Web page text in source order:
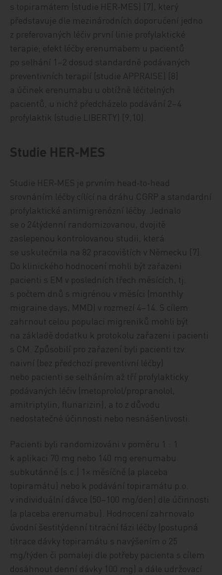
s topiramátem (studie HER‑MES) [7], který
představuje dle mezinárodních doporučení jedno
z preferovaných léčiv první linie profylaktické
terapie; efekt léčby erenumabem u pacientů
po selhání 1–2 dosud standardně podávaných
preventivních terapií (studie APPRAISE) [8]
a účinek erenumabu u obtížně léčitelných
pacientů, u nichž předcházelo podávání 2–4
profylaktik (studie LIBERTY) [9,10].
Studie HER‑MES
Studie HER‑MES je prvním head‑to‑head
srovnáním léčby cílící na dráhu CGRP a standardní
profylaktické antimigrenózní léčby. Jednalo
se o 24týdenní randomizovanou, dvojitě
zaslepenou kontrolovanou studii, která
se uskutečnila na 82 pracovištích v Německu [7].
Do klinického hodnocení mohli být zařazeni
pacienti s EM v posledních třech měsících, tj.
s počtem dnů s migrénou v měsíci (monthly
migraine days, MMD) v rozmezí 4–14. S cílem
zahrnout celou populaci migreniků mohli být
na základě dodatku k protokolu zařazeni i pacienti
s CM. Způsobilí pro zařazení byli pacienti tzv.
naivní (bez předchozí preventivní léčby)
nebo pacienti se selháním až tří profylakticky
podávaných léčiv (metoprolol/propranolol,
amitriptylin, flunarizin), a to z důvodu
nedostatečné účinnosti nebo nesnášenlivosti.
Pacienti byli randomizováni v poměru 1 : 1
k aplikaci 70 mg nebo 140 mg erenumabu
subkutánně (s.c.) 1× měsíčně (a placeba
topiramátu) nebo k podávání topiramátu p.o.
v individuální dávce (50–100 mg/den) dle účinnosti
(a placeba erenumabu). Hodnocení zahrnovalo
úvodní šestitýdenní titrační fázi léčby (postupná
titrace dávky topiramátu s navýšením o 25
mg/týden či pomaleji dle potřeby pacienta s cílem
dosáhnout denní dávky 100 mg) a dále udržovací